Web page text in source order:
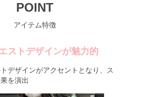
POINT
アイテム特徴
ストデザインが魅力的
デザインがアクセントとなり、ス
を演出